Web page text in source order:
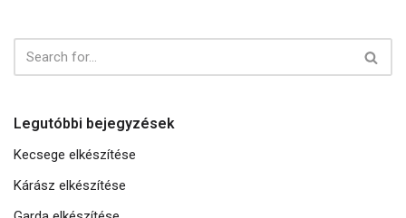
Legutóbbi bejegyzések
Kecsege elkészítése
Kárász elkészítése